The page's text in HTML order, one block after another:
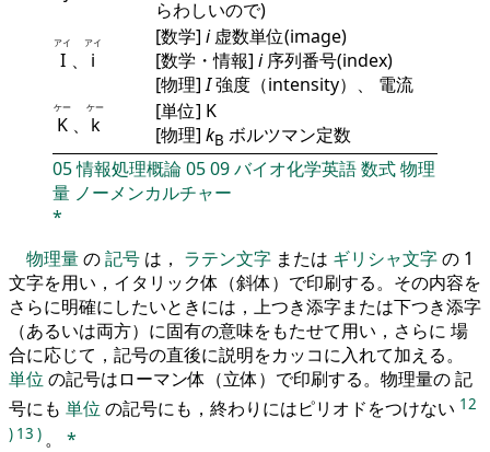
らわしいので)
I
アイ
、 i
アイ [数学] i虚数単位(image)
[数学・情報] i序列番号(index)
[物理]I強度（intensity）、 電流
K
ケー
、 k
ケー
[単位] K
[物理] kB ボルツマン定数
05情報処理概論0509バイオ化学英語数式物理
量 ノーメンカルチャー
*
物理量の記号 は， ラテン文字 または ギリシャ文字の 1
文字を用い，イタリック体（斜体）で印刷する。その内容を
さらに明確にしたいときには，上つき添字または下つき添字
（あるいは両方）に固有の意味をもたせて用い，さらに 場
合に応じて，記号の直後に説明をカッコに入れて加える。
単位 の記号はローマン体（立体）で印刷する。物理量の 記
号にも 単位の記号にも，終わりにはピリオドをつけない 12
) 13 ) 。 *